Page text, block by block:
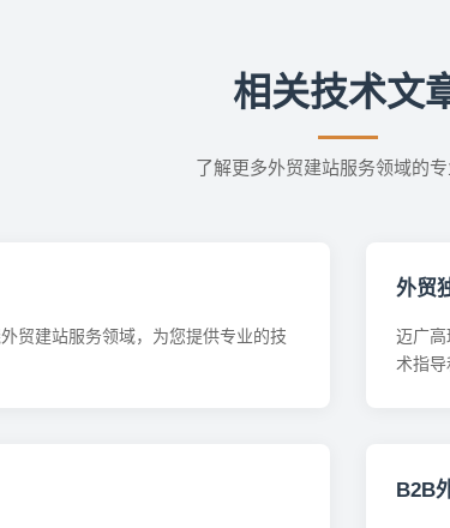
相关技术文
了解更多外贸建站服务领域的
贸建站服务领域，为您提供专业的技
外贸
迈广
术指导
B2B